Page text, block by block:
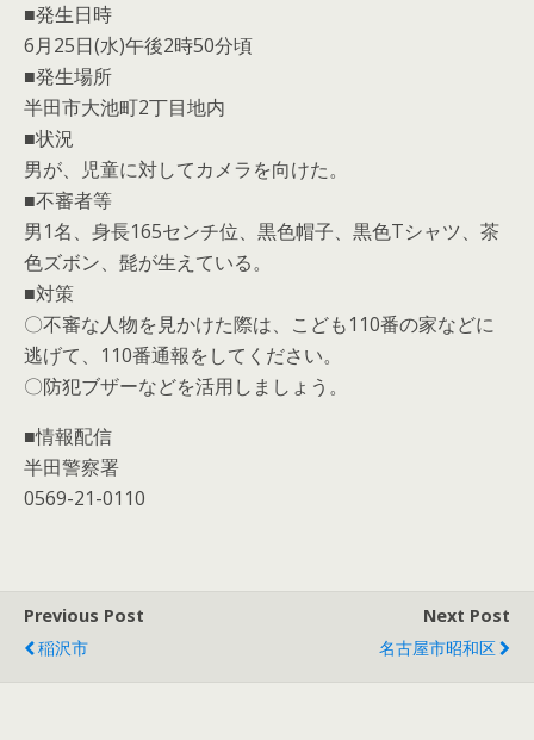
■発生日時
6月25日(水)午後2時50分頃
■発生場所
半田市大池町2丁目地内
■状況
男が、児童に対してカメラを向けた。
■不審者等
男1名、身長165センチ位、黒色帽子、黒色Tシャツ、茶
色ズボン、髭が生えている。
■対策
〇不審な人物を見かけた際は、こども110番の家などに
逃げて、110番通報をしてください。
〇防犯ブザーなどを活用しましょう。
■情報配信
半田警察署
0569-21-0110
Previous Post
稲沢市
Next Post
名古屋市昭和区